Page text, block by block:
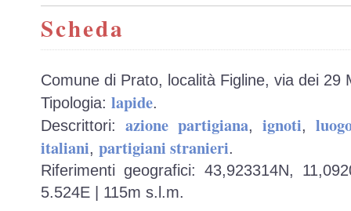
Scheda
Comune di Prato, località Figline, via dei 29
Tipologia: lapide.
Descrittori:azione partigiana, ignoti,
italiani, partigiani stranieri.
Riferimenti geografici: 43,923314N,
5.524E | 115m s.l.m.